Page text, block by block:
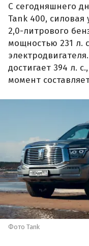
С сегодняшнего
Tank 400, силовая
2,0-литрового
мощностью 231 л.
достигает 394 л.
момент
Фото Tank